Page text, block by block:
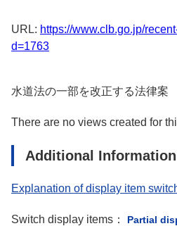
URL: https://www.clb.go.jp/
d=1763
水道法の一部を改正する法律案
There are no views created for
Additional Information
Explanation of display item
Switch display items： Partial